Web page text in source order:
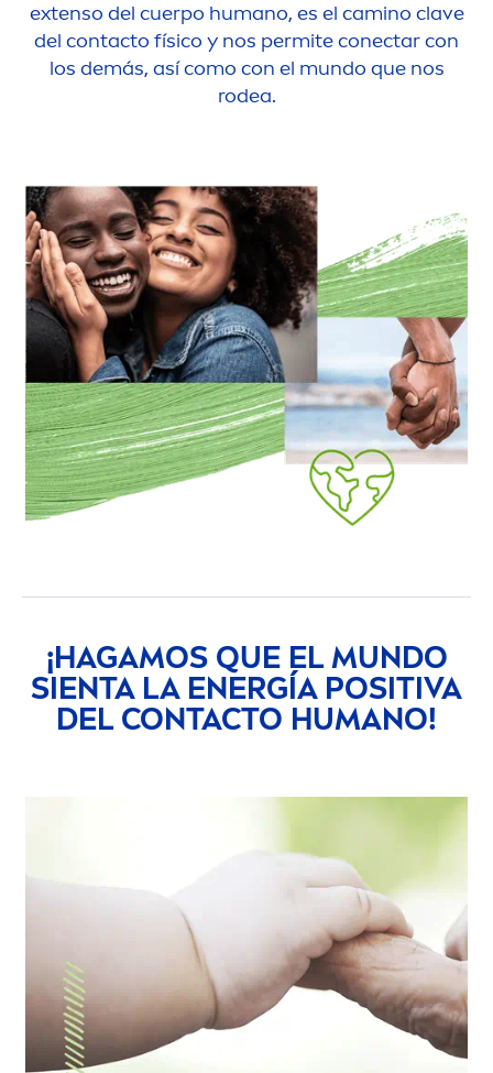
extenso del cuerpo humano, es el camino clave
del contacto físico y nos permite conectar con
los demás, así como con el mundo que nos
rodea.
¡HAGAMOS QUE EL MUNDO
SIENTA LA ENERGÍA POSITIVA
DEL CONTACTO HUMANO!